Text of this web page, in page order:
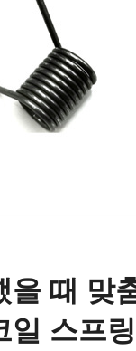
을 때 맞
일 스프